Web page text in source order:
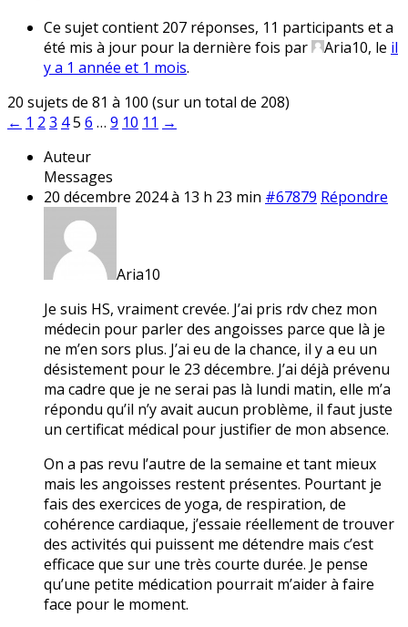
Ce sujet contient 207 réponses, 11 participants et a
été mis à jour pour la dernière fois par
Aria10, le il
y a 1 année et 1 mois.
20 sujets de 81 à 100 (sur un total de 208)
← 1 2 3 45 6 … 9 10 11 →
Auteur
Messages
20 décembre 2024 à 13 h 23 min #67879 Répondre
Aria10
Je suis HS, vraiment crevée. J’ai pris rdv chez mon
médecin pour parler des angoisses parce que là je
ne m’en sors plus. J’ai eu de la chance, il y a eu un
désistement pour le 23 décembre. J’ai déjà prévenu
ma cadre que je ne serai pas là lundi matin, elle m’a
répondu qu’il n’y avait aucun problème, il faut juste
un certificat médical pour justifier de mon absence.
On a pas revu l’autre de la semaine et tant mieux
mais les angoisses restent présentes. Pourtant je
fais des exercices de yoga, de respiration, de
cohérence cardiaque, j’essaie réellement de trouver
des activités qui puissent me détendre mais c’est
efficace que sur une très courte durée. Je pense
qu’une petite médication pourrait m’aider à faire
face pour le moment.